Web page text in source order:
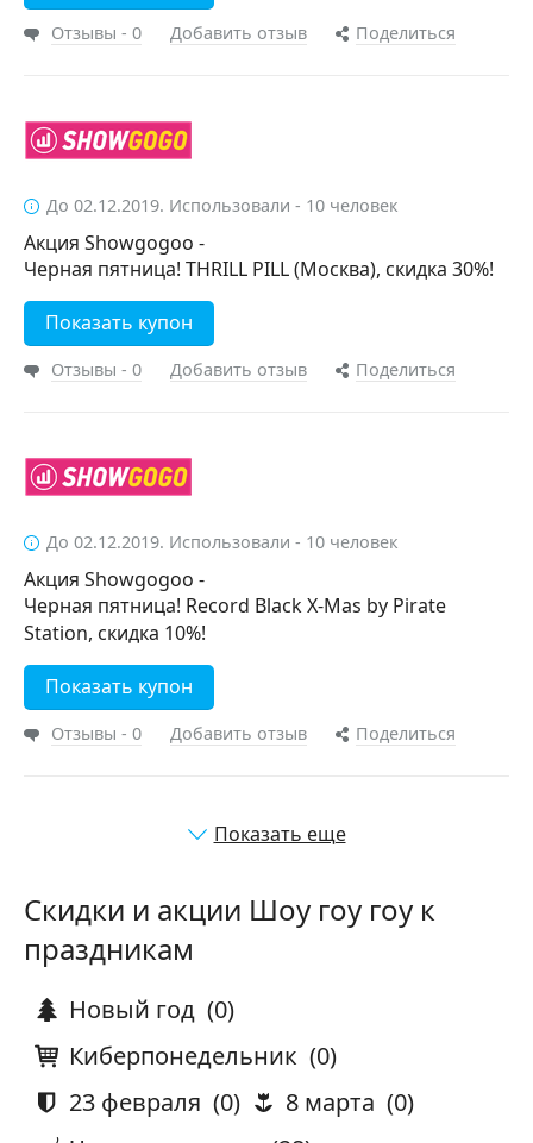
Отзывы - 0 Добавить отзыв Поделиться
До 02.12.2019. Использовали - 10 человек
Акция Showgogoo -
Черная пятница! THRILL PILL (Москва), скидка 30%!
Показать купон
Отзывы - 0 Добавить отзыв Поделиться
До 02.12.2019. Использовали - 10 человек
Акция Showgogoo -
Черная пятница! Record Black X-Mas by Pirate
Station, скидка 10%!
Показать купон
Отзывы - 0 Добавить отзыв Поделиться
Показать еще
Скидки и акции Шоу гоу гоу к
праздникам
Новый год (0)
Киберпонедельник (0)
23 февраля (0) 8 марта (0)